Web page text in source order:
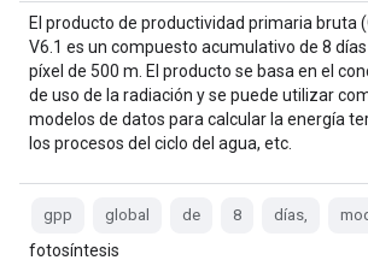
El producto de productividad primaria bruta
V6.1 es un compuesto acumulativo de 8
píxel de 500 m. El producto se basa en el
de uso de la radiación y se puede utilizar
modelos de datos para calcular la energía
los procesos del ciclo del agua, etc.
gpp global de 8 días,
fotosíntesis